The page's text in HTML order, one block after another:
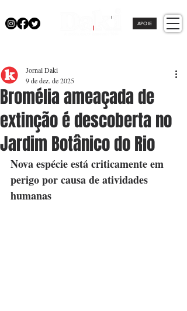
APOIE
Bromélia ameaçada de
extinção é descoberta no
Jardim Botânico do Rio
Jornal Daki
9 de dez. de 2025
Nova espécie está criticamente em
perigo por causa de atividades
humanas